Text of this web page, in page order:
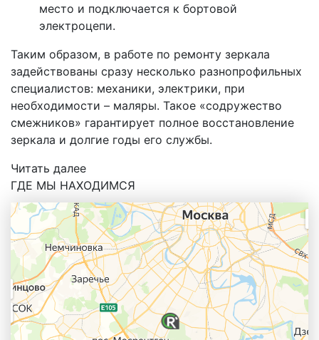
место и подключается к бортовой
электроцепи.
Таким образом, в работе по ремонту зеркала
задействованы сразу несколько разнопрофильных
специалистов: механики, электрики, при
необходимости – маляры. Такое «содружество
смежников» гарантирует полное восстановление
зеркала и долгие годы его службы.
Читать далее
ГДЕ МЫ НАХОДИМСЯ